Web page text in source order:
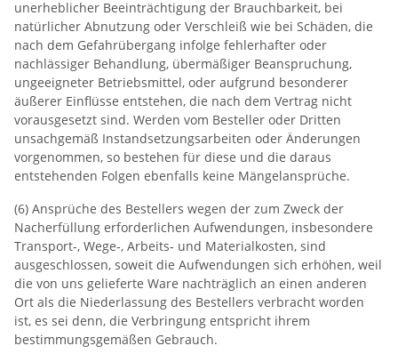
unerheblicher Beeinträchtigung der Brauchbarkeit, bei
natürlicher Abnutzung oder Verschleiß wie bei Schäden, die
nach dem Gefahrübergang infolge fehlerhafter oder
nachlässiger Behandlung, übermäßiger Beanspruchung,
ungeeigneter Betriebsmittel, oder aufgrund besonderer
äußerer Einflüsse entstehen, die nach dem Vertrag nicht
vorausgesetzt sind. Werden vom Besteller oder Dritten
unsachgemäß Instandsetzungsarbeiten oder Änderungen
vorgenommen, so bestehen für diese und die daraus
entstehenden Folgen ebenfalls keine Mängelansprüche.
(6) Ansprüche des Bestellers wegen der zum Zweck der
Nacherfüllung erforderlichen Aufwendungen, insbesondere
Transport‐, Wege‐, Arbeits‐ und Materialkosten, sind
ausgeschlossen, soweit die Aufwendungen sich erhöhen, weil
die von uns gelieferte Ware nachträglich an einen anderen
Ort als die Niederlassung des Bestellers verbracht worden
ist, es sei denn, die Verbringung entspricht ihrem
bestimmungsgemäßen Gebrauch.